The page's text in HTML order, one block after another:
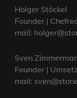
Holger Stöckel
Founder |
mail:
Sven
Founder |
mail: